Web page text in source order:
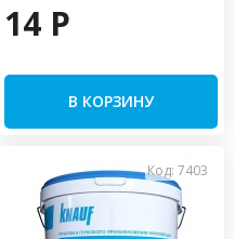
14 P
В КОРЗИНУ
Код: 7403